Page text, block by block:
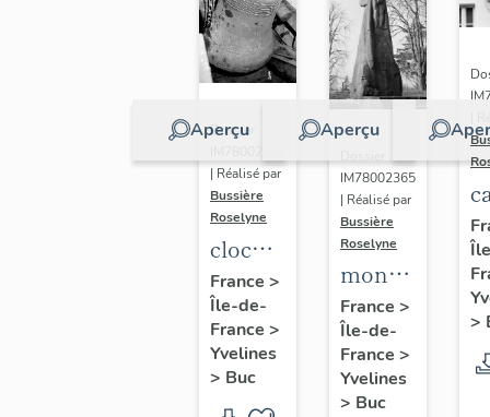
Aperçu
Dossier
| Réalisé par
Bussière
Roselyne
cloche
dite
Louise
Auguste
Adélaïde
France >
Île-de-
France >
Yvelines
> Buc
Aperçu
IM78002365
| Réalisé par
Bussière
Roselyne
monument
funéraire
de
Jean
Casale
France >
Île-de-
France >
Yvelines
> Buc
>